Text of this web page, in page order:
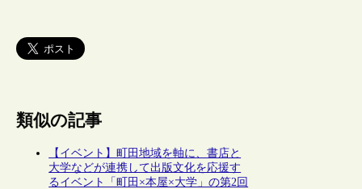
類似の記事
【イベント】町田地域を軸に、書店と
大学などが連携して出版文化を応援す
るイベント「町田×本屋×大学」の第2回